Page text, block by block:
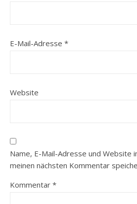
E-Mail-Adresse *
Website
Name, E-Mail-Adresse und Website
meinen nächsten Kommentar
Kommentar *